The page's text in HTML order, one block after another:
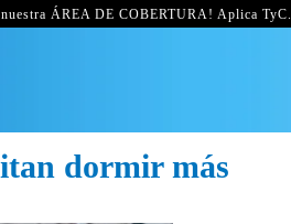
ÁREA DE COBERTURA! Aplica TyC.
dormir más